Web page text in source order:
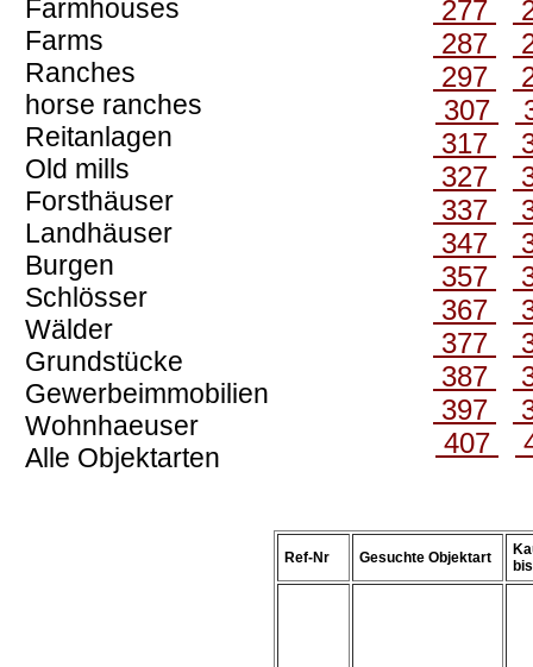
Farmhouses
Farms
Ranches
horse ranches
Reitanlagen
Old mills
Forsthäuser
Landhäuser
Burgen
Schlösser
Wälder
Grundstücke
Gewerbeimmobilien
Wohnhaeuser
Alle Objektarten
277
287
297
307
317
327
337
347
357
367
377
387
397
407
Ref-Nr Gesuchte Objektart